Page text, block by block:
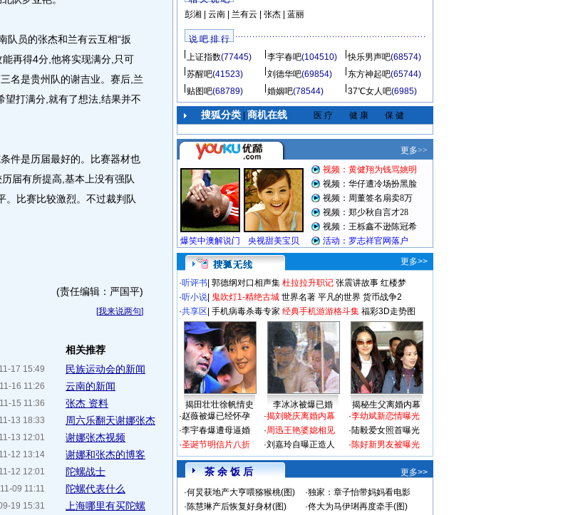
员的张杰和兰有云互相“扳
再得4分,他将实现满分,只可
名是贵州队的谢吉业。赛后,兰
望打满分,就有了想法,结果并不
件是历届最好的。比赛器材也
届有所提高,基本上没有强队
。比赛比较激烈。不过裁判队
(责任编辑：严国平)
[我来说两句]
17 15:49
16 11:26
15 11:36
13 18:33
13 12:01
12 13:14
12 12:01
09 11:11
19 15:31
相关推荐
民族运动会的新闻
云南的新闻
张杰 资料
周六乐翻天谢娜张杰
谢娜张杰视频
谢娜和张杰的博客
陀螺战士
陀螺代表什么
上海哪里有买陀螺
彭湘
云南| 兰有云| 张杰| 蓝丽
说 吧 排 行
上证指数(77445) 李宇春吧(104510) 快乐男声吧(68574)
苏醒吧(41523) 刘德华吧(69854) 东方神起吧(65744)
贴图吧(68789) 婚姻吧(78544) 37℃女人吧(6985)
搜狐分类| 商机在线 医 疗 健 康 保 健
更多>>
·听评书 郭德纲对口相声集 杜拉拉升职记 张震讲故事 红楼梦
·听小说 鬼吹灯1-精绝古城 世界名著 平凡的世界 货币战争2
·共享区 手机病毒杀毒专家 经典手机游游格斗集 福彩3D走势图
揭田壮壮徐帆情史 李冰冰被爆已婚
揭秘生父离婚内幕
·赵薇被爆已经怀孕
·李宇春爆遭母逼婚
·圣诞节明信片八折
·揭刘晓庆离婚内幕
·周迅王艳婆媳相见
·刘嘉玲自曝正造人
·李幼斌新恋情曝光
·陆毅爱女照首曝光
·陈好新男友被曝光
茶 余 饭 后
更多>>
·何炅获地产大亨喂猕猴桃(图) ·独家：章子怡带妈妈看电影
·陈慧琳产后恢复好身材(图) ·佟大为马伊琍再度牵手(图)